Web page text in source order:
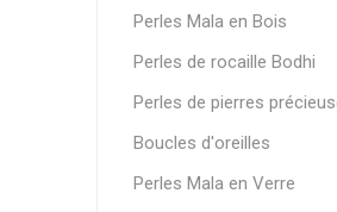
Perles Mala en Bois
Perles de rocaille Bodhi
Perles de pierres
Boucles d'oreilles
Perles Mala en Verre